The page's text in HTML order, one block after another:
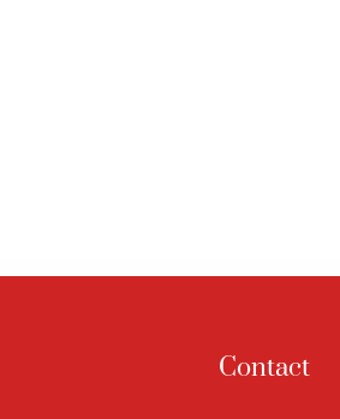
Contact